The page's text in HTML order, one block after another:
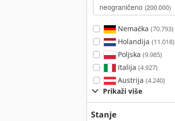
neograničeno (200.000)
Nemačka (70.793)
Holandija (11.018)
Poljska (9.985)
Italija (4.927)
Austrija (4.240)
Prikaži više
Stanje
Hladni Bife Kutija